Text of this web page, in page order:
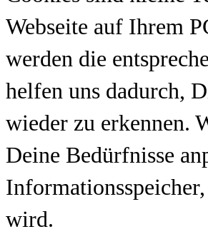
Webseite auf Ihrem
werden die
helfen uns dadurch,
wieder zu erkennen.
Deine Bedürfnisse
wird.